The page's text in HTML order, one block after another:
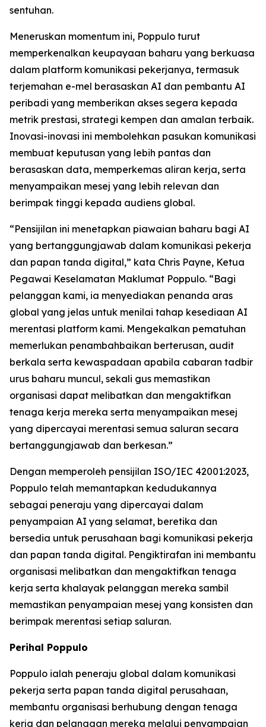
sentuhan.
Meneruskan momentum ini, Poppulo turut
memperkenalkan keupayaan baharu yang berkuasa
dalam platform komunikasi pekerjanya, termasuk
terjemahan e-mel berasaskan AI dan pembantu AI
peribadi yang memberikan akses segera kepada
metrik prestasi, strategi kempen dan amalan terbaik.
Inovasi-inovasi ini membolehkan pasukan komunikasi
membuat keputusan yang lebih pantas dan
berasaskan data, memperkemas aliran kerja, serta
menyampaikan mesej yang lebih relevan dan
berimpak tinggi kepada audiens global.
“Pensijilan ini menetapkan piawaian baharu bagi AI
yang bertanggungjawab dalam komunikasi pekerja
dan papan tanda digital,” kata Chris Payne, Ketua
Pegawai Keselamatan Maklumat Poppulo. “Bagi
pelanggan kami, ia menyediakan penanda aras
global yang jelas untuk menilai tahap kesediaan AI
merentasi platform kami. Mengekalkan pematuhan
memerlukan penambahbaikan berterusan, audit
berkala serta kewaspadaan apabila cabaran tadbir
urus baharu muncul, sekali gus memastikan
organisasi dapat melibatkan dan mengaktifkan
tenaga kerja mereka serta menyampaikan mesej
yang dipercayai merentasi semua saluran secara
bertanggungjawab dan berkesan.”
Dengan memperoleh pensijilan ISO/IEC 42001:2023,
Poppulo telah memantapkan kedudukannya
sebagai peneraju yang dipercayai dalam
penyampaian AI yang selamat, beretika dan
bersedia untuk perusahaan bagi komunikasi pekerja
dan papan tanda digital. Pengiktirafan ini membantu
organisasi melibatkan dan mengaktifkan tenaga
kerja serta khalayak pelanggan mereka sambil
memastikan penyampaian mesej yang konsisten dan
berimpak merentasi setiap saluran.
Perihal Poppulo
Poppulo ialah peneraju global dalam komunikasi
pekerja serta papan tanda digital perusahaan,
membantu organisasi berhubung dengan tenaga
kerja dan pelanggan mereka melalui penyampaian